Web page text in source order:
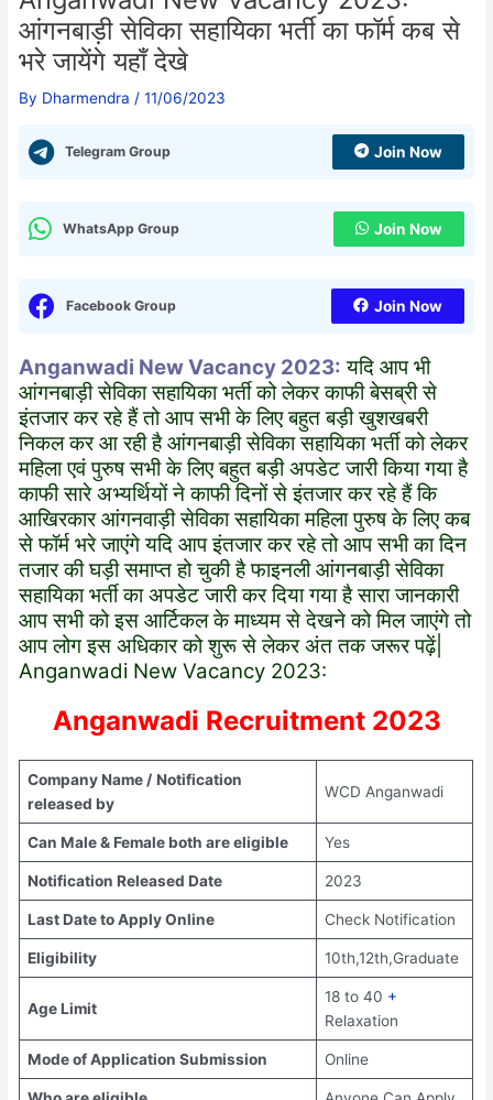
आंगनबाड़ी सेविका सहायिका भर्ती का फॉर्म कब से
भरे जायेंगे यहाँ देखे
By Dharmendra /11/06/2023
Telegram Group Join Now
WhatsApp Group Join Now
Facebook Group Join Now
Anganwadi New Vacancy 2023: यदि आप भी
आंगनबाड़ी सेविका सहायिका भर्ती को लेकर काफी बेसब्री से
इंतजार कर रहे हैं तो आप सभी के लिए बहुत बड़ी खुशखबरी
निकल कर आ रही है आंगनबाड़ी सेविका सहायिका भर्ती को लेकर
महिला एवं पुरुष सभी के लिए बहुत बड़ी अपडेट जारी किया गया है
काफी सारे अभ्यर्थियों ने काफी दिनों से इंतजार कर रहे हैं कि
आखिरकार आंगनवाड़ी सेविका सहायिका महिला पुरुष के लिए कब
से फॉर्म भरे जाएंगे यदि आप इंतजार कर रहे तो आप सभी का दिन
तजार की घड़ी समाप्त हो चुकी है फाइनली आंगनबाड़ी सेविका
सहायिका भर्ती का अपडेट जारी कर दिया गया है सारा जानकारी
आप सभी को इस आर्टिकल के माध्यम से देखने को मिल जाएंगे तो
आप लोग इस अधिकार को शुरू से लेकर अंत तक जरूर पढ़ें|
Anganwadi New Vacancy 2023:
Anganwadi Recruitment 2023
Company Name / Notification
released by
WCD Anganwadi
Can Male & Female both are eligible Yes
Notification Released Date 2023
Last Date to Apply Online Check Notification
Eligibility 10th,12th,Graduate
Age Limit
18 to 40 +
Relaxation
Mode of Application Submission Online